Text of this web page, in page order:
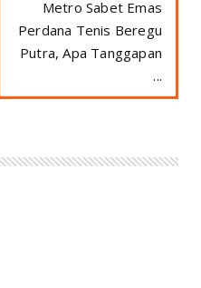
Metro Sabet Emas
Perdana Tenis Beregu
Putra, Apa Tanggapan
...